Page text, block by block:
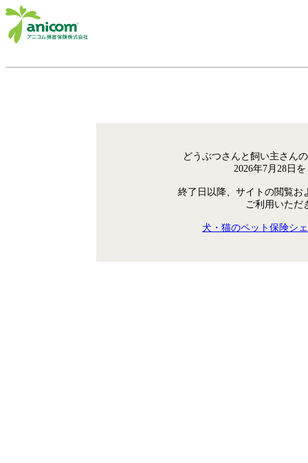
どうぶつさんと飼い主さん
2026年7月28日
終了日以降、サイトの閲覧お
ご利用いただ
犬・猫のペット保険シ